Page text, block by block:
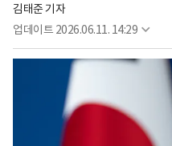
김태준 기자
업데이트 2026.06.11. 14:29